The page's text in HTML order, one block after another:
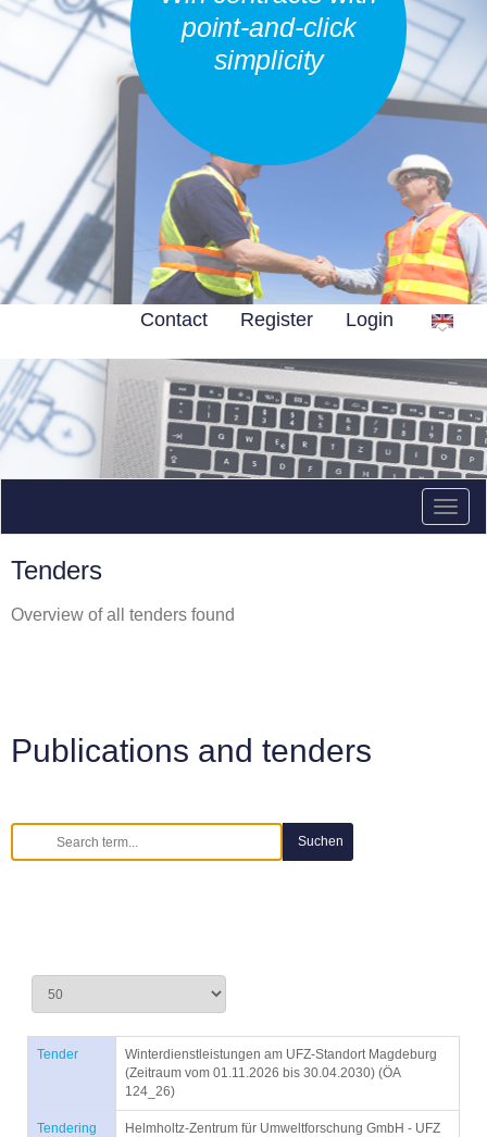
point-and-click
simplicity
Contact Register Login
Tenders
Overview of all tenders found
Publications and tenders
Tender
Winterdienstleistungen am UFZ-Standort Magdeburg
(Zeitraum vom 01.11.2026 bis 30.04.2030) (ÖA
124_26)
Tendering
Helmholtz-Zentrum für Umweltforschung GmbH - UFZ